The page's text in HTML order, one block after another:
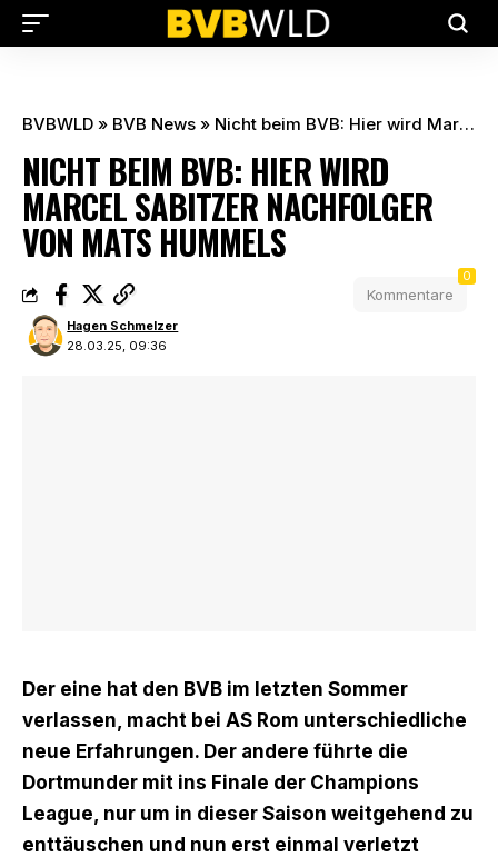
BVBWLD » BVB News » Nicht beim BVB: Hier wird Marcel Sabitzer Nachfolger von Mats Hummels
NICHT BEIM BVB: HIER WIRD
MARCEL SABITZER NACHFOLGER
VON MATS HUMMELS
28.03.25, 09:36
Hagen Schmelzer
Kommentare
0
Der eine hat den BVB im letzten Sommer
verlassen, macht bei AS Rom unterschiedliche
neue Erfahrungen. Der andere führte die
Dortmunder mit ins Finale der Champions
League, nur um in dieser Saison weitgehend zu
enttäuschen und nun erst einmal verletzt